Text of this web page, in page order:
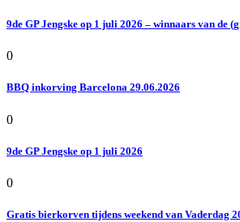
9de GP Jengske op 1 juli 2026 – winnaars van de
0
BBQ inkorving Barcelona 29.06.2026
0
9de GP Jengske op 1 juli 2026
0
Gratis bierkorven tijdens weekend van Vaderdag